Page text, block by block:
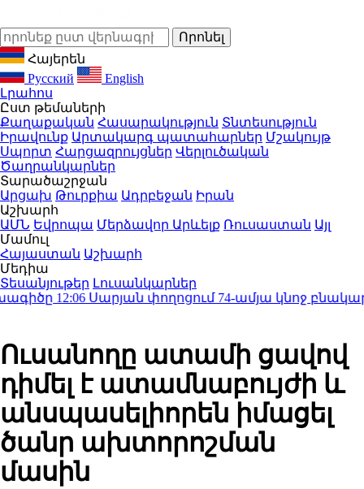
Հայերեն
Русский
English
Լրահոս
Ըստ թեմաների
Քաղաքական Հասարակություն Տնտեսություն
Իրավունք Արտակարգ պատահարներ Մշակույթ
Սպորտ Հարցազրույցներ Վերլուծական
Ծաղրանկարներ
Տարածաշրջան
Արցախ Թուրքիա Ադրբեջան Իրան
Աշխարհ
ԱՄՆ Եվրոպա Մերձավոր Արևելք Ռուսաստան Այլ
Մամուլ
Հայաստան Աշխարհ
Մեդիա
Տեսանյութեր Լուսանկարներ
12:06Սարյան փողոցում 74-ամյա կնոջ
Ուսանողը ատամի ցավով
դիմել է ատամնաբույժի և
անսպասելիորեն իմացել
ծանր ախտորոշման
մասին